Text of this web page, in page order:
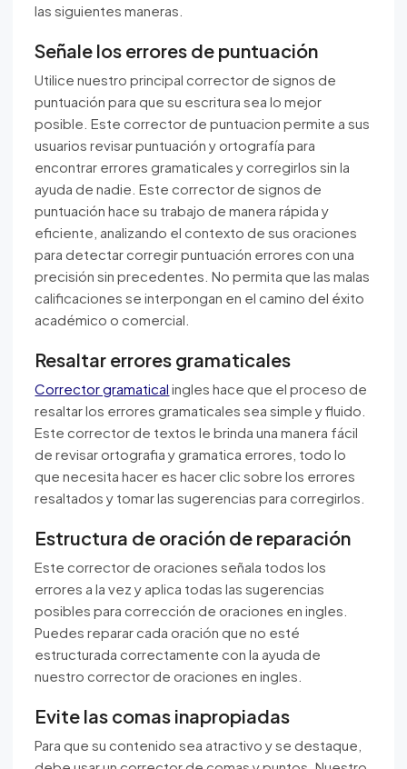
las siguientes maneras.
Señale los errores de puntuación
Utilice nuestro principal corrector de signos de
puntuación para que su escritura sea lo mejor
posible. Este corrector de puntuacion permite a sus
usuarios revisar puntuación y ortografía para
encontrar errores gramaticales y corregirlos sin la
ayuda de nadie. Este corrector de signos de
puntuación hace su trabajo de manera rápida y
eficiente, analizando el contexto de sus oraciones
para detectar corregir puntuación errores con una
precisión sin precedentes. No permita que las malas
calificaciones se interpongan en el camino del éxito
académico o comercial.
Resaltar errores gramaticales
Corrector gramatical ingles hace que el proceso de
resaltar los errores gramaticales sea simple y fluido.
Este corrector de textos le brinda una manera fácil
de revisar ortografia y gramatica errores, todo lo
que necesita hacer es hacer clic sobre los errores
resaltados y tomar las sugerencias para corregirlos.
Estructura de oración de reparación
Este corrector de oraciones señala todos los
errores a la vez y aplica todas las sugerencias
posibles para corrección de oraciones en ingles.
Puedes reparar cada oración que no esté
estructurada correctamente con la ayuda de
nuestro corrector de oraciones en ingles.
Evite las comas inapropiadas
Para que su contenido sea atractivo y se destaque,